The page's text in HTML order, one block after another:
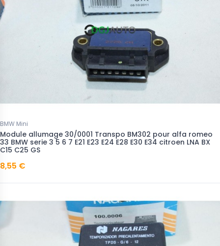
BMW Mini
Module allumage 30/0001 Transpo BM302 pour alfa romeo
33 BMW serie 3 5 6 7 E21 E23 E24 E28 E30 E34 citroen LNA BX
C15 C25 GS
8,55 €